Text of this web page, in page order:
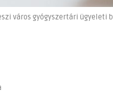
város gyógyszertári ügyeleti